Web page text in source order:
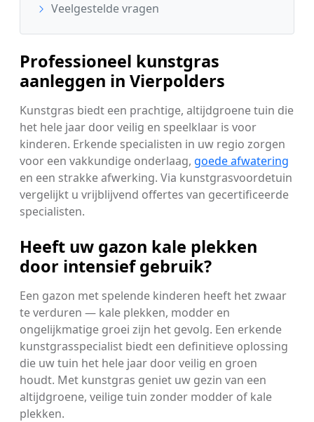
Veelgestelde vragen
Professioneel kunstgras
aanleggen in Vierpolders
Kunstgras biedt een prachtige, altijdgroene tuin die
het hele jaar door veilig en speelklaar is voor
kinderen. Erkende specialisten in uw regio zorgen
voor een vakkundige onderlaag, goede afwatering
en een strakke afwerking. Via kunstgrasvoordetuin
vergelijkt u vrijblijvend offertes van gecertificeerde
specialisten.
Heeft uw gazon kale plekken
door intensief gebruik?
Een gazon met spelende kinderen heeft het zwaar
te verduren — kale plekken, modder en
ongelijkmatige groei zijn het gevolg. Een erkende
kunstgrasspecialist biedt een definitieve oplossing
die uw tuin het hele jaar door veilig en groen
houdt. Met kunstgras geniet uw gezin van een
altijdgroene, veilige tuin zonder modder of kale
plekken.